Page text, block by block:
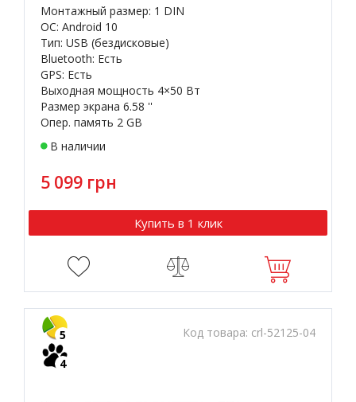
Монтажный размер: 1 DIN
OC: Android 10
Тип: USB (бездисковые)
Bluetooth: Есть
GPS: Есть
Выходная мощность 4×50 Вт
Размер экрана 6.58 ''
Опер. память 2 GB
В наличии
5 099 грн
Купить в 1 клик
Код товара: crl-52125-04
5
4